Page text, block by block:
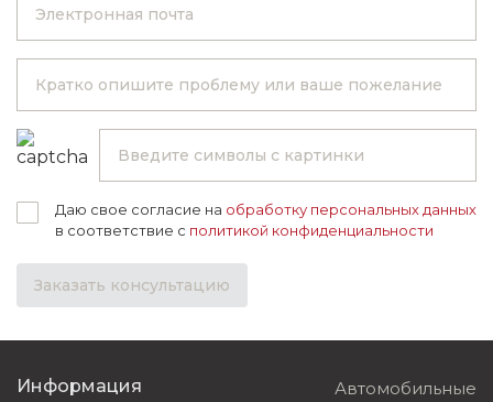
Даю свое согласие на обработку персональных данных
в соответствие с политикой конфиденциальности
Заказать консультацию
Информация
Автомобильные